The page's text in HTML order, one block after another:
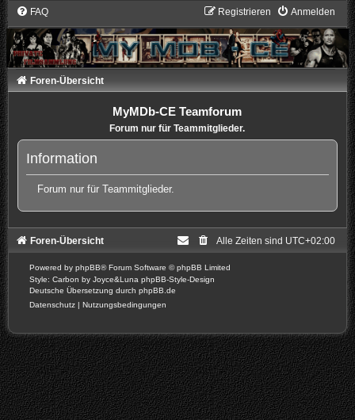
FAQ Anmelden
Registrieren
Foren-Übersicht
MyMDb-CE Teamforum
Forum nur für Teammitglieder.
Information
Forum nur für Teammitglieder.
Foren-Übersicht Alle Zeiten sind UTC+02:00
Powered by phpBB® Forum Software © phpBB Limited
Style: Carbon by Joyce&Luna phpBB-Style-Design
Deutsche Übersetzung durch phpBB.de
Datenschutz | Nutzungsbedingungen